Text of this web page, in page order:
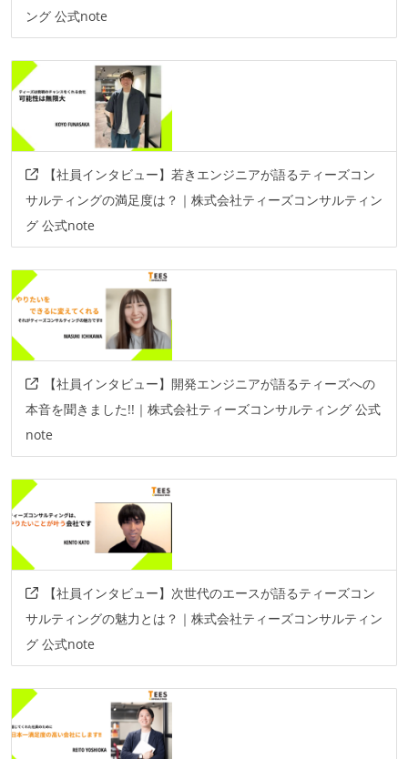
ング 公式note
【社員インタビュー】若きエンジニアが語るティーズコン
サルティングの満足度は？｜株式会社ティーズコンサルティン
グ 公式note
【社員インタビュー】開発エンジニアが語るティーズへの
本音を聞きました!!｜株式会社ティーズコンサルティング 公式
note
【社員インタビュー】次世代のエースが語るティーズコン
サルティングの魅力とは？｜株式会社ティーズコンサルティン
グ 公式note